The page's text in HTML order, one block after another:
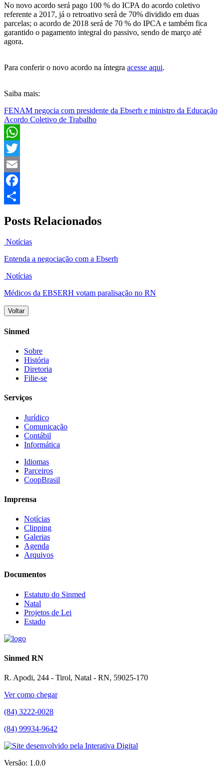
No novo acordo será pago 100 % do ICPA do acordo coletivo
referente a 2017, já o retroativo será de 70% dividido em duas
parcelas; o acordo de 2018 será de 70 % do IPCA e também fica
garantido o pagamento integral do passivo, sendo de março até
agora.
Para conferir o novo acordo na íntegra acesse aqui.
Saiba mais:
FENAM negocia com presidente da Ebserh e ministro da Educação
Acordo Coletivo de Trabalho
WhatsApp
Twitter
Email
Facebook
Posts Relacionados
Notícias
Entenda a negociação com a Ebserh
Notícias
Médicos da EBSERH votam paralisação no RN
Voltar
Sinmed
Sobre
História
Diretoria
Filie-se
Serviços
Jurídico
Comunicação
Contábil
Informática
Idiomas
Parceiros
CoopBrasil
Imprensa
Notícias
Clipping
Galerias
Agenda
Arquivos
Documentos
Estatuto do Sinmed
Natal
Projetos de Lei
Estado
Sinmed RN
R. Apodi, 244 - Tirol, Natal - RN, 59025-170
Ver como chegar
(84) 3222-0028
(84) 99934-9642
Versão: 1.0.0